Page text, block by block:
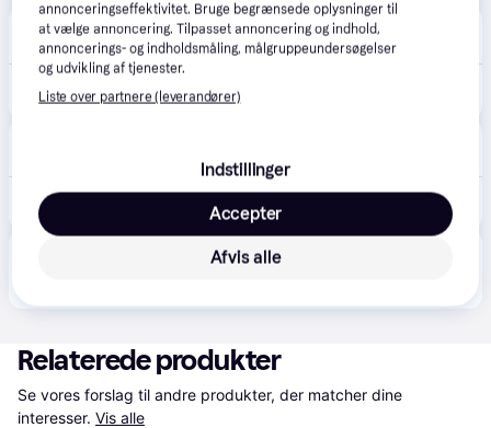
Matas 5.0(2)
29 kr. fragt,1-2 dage
1-3 dage
Bucacat pasta 45 g gel 90 kr.
butikker , som ikke er
Relaterede produkter
Se vores forslag til andre produkter, der matcher dine
interesser. Vis alle
annonceringseffektivitet. Bruge begrænsede oplysninger til
at vælge annoncering. Tilpasset annoncering og indhold,
annoncerings- og indholdsmåling, målgruppeundersøgelser
og udvikling af tjenester.
Liste over partnere (leverandører)
Indstillinger
Afvis alle
Accepter